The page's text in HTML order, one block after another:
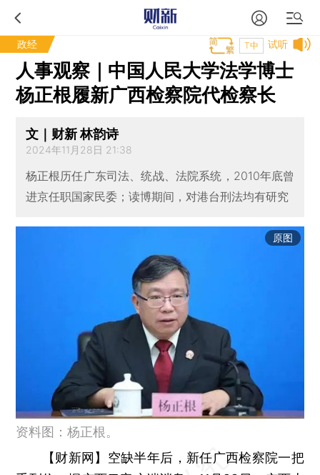
政经 试听
T中
人事观察｜中国人民大学法学博士
杨正根履新广西检察院代检察长
文｜财新 林韵诗
2024年11月28日 21:38
杨正根历任广东司法、统战、法院系统，2010年底曾
进京任职国家民委；读博期间，对港台刑法均有研究
原图
资料图：杨正根。
【财新网】 空缺半年后，新任广西检察院一把